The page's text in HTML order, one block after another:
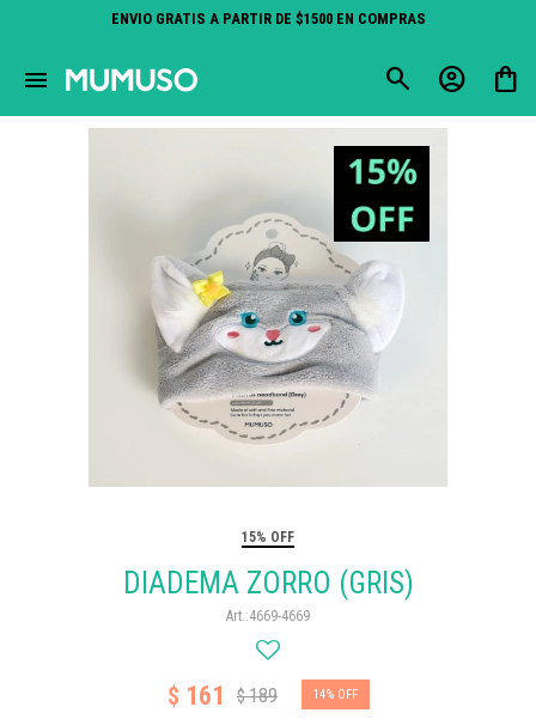
ENVIO GRATIS A PARTIR DE $1500 EN COMPRAS
menu
15% OFF
DIADEMA ZORRO (GRIS)
4669-4669
$ 161 $189 14
close